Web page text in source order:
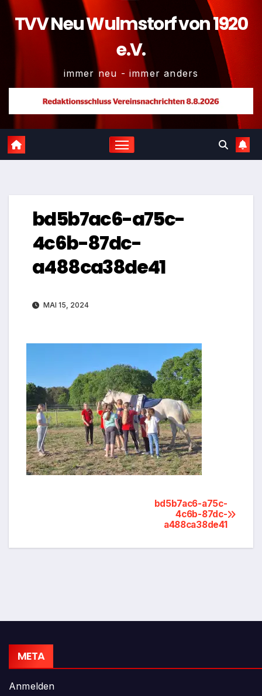
TVV Neu Wulmstorf von 1920
e.V.
immer neu - immer anders
bd5b7ac6-a75c-
4c6b-87dc-
a488ca38de41
MAI 15, 2024
Beitragsnavigation
bd5b7ac6-a75c-
4c6b-87dc-
a488ca38de41
META
Anmelden